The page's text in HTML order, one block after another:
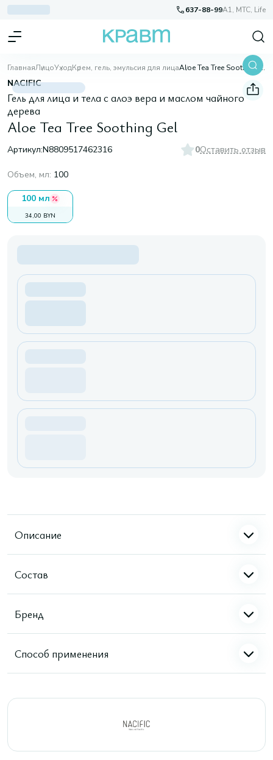
637-88-99A1, МТС, Life
ГлавнаяЛицоУходКрем, гель, эмульсия для лица Aloe Tea Tree Soothing Gel
NACIFIC
Гель для лица и тела с алоэ вера и маслом чайного
дерева
Aloe Tea Tree Soothing Gel
Артикул:N8809517462316 0Оставить отзыв
Объем, мл: 100
100 мл
34,00 BYN
Описание
Состав
Бренд
Способ применения